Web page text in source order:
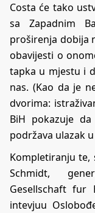
Costa će tako
sa Zapadnim
proširenja dobija
obavijesti o
tapka u mjestu i
nas. (Kao da je
dvorima:
BiH pokazuje
podržava ulazak
Kompletiranju te,
Schmidt,
Gesellschaft
intevjuu